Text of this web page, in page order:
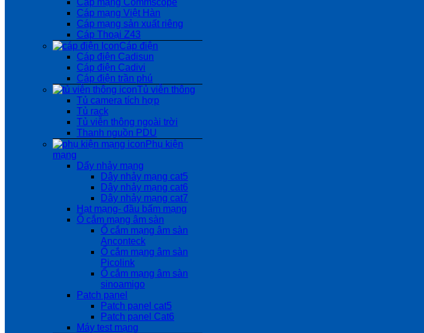
Cáp mạng Commscope
Cáp mạng Việt Hàn
Cáp mạng sản xuất riêng
Cáp Thoại Z43
Cáp điện
Cáp điện Cadisun
Cáp điện Cadivi
Cáp điện trần phú
Tủ viễn thông
Tủ camera tích hợp
Tủ rack
Tủ viễn thông ngoài trời
Thanh nguồn PDU
Phụ kiện
mạng
Dẩy nhảy mạng
Dây nhảy mạng cat5
Dây nhảy mạng cat6
Dây nhảy mạng cat7
Hạt mạng- đầu bấm mạng
Ổ cắm mạng âm sàn
Ổ cắm mạng âm sàn
Anconteck
Ổ cắm mạng âm sàn
Picolink
Ổ cắm mạng âm sàn
sinoamigo
Patch panel
Patch panel cat5
Patch panel Cat6
Máy test mạng